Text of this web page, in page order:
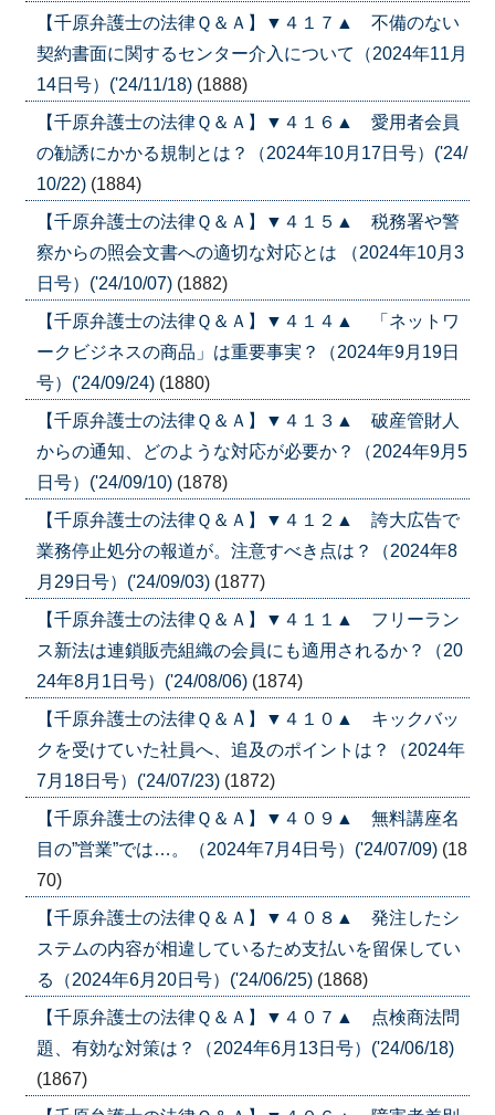
【千原弁護士の法律Ｑ＆Ａ】▼４１７▲ 不備のない
契約書面に関するセンター介入について（2024年11月
14日号）('24/11/18) (1888)
【千原弁護士の法律Ｑ＆Ａ】▼４１６▲ 愛用者会員
の勧誘にかかる規制とは？（2024年10月17日号）('24/
10/22) (1884)
【千原弁護士の法律Ｑ＆Ａ】▼４１５▲ 税務署や警
察からの照会文書への適切な対応とは （2024年10月3
日号）('24/10/07) (1882)
【千原弁護士の法律Ｑ＆Ａ】▼４１４▲ 「ネットワ
ークビジネスの商品」は重要事実？（2024年9月19日
号）('24/09/24) (1880)
【千原弁護士の法律Ｑ＆Ａ】▼４１３▲ 破産管財人
からの通知、どのような対応が必要か？（2024年9月5
日号）('24/09/10) (1878)
【千原弁護士の法律Ｑ＆Ａ】▼４１２▲ 誇大広告で
業務停止処分の報道が。注意すべき点は？（2024年8
月29日号）('24/09/03) (1877)
【千原弁護士の法律Ｑ＆Ａ】▼４１１▲ フリーラン
ス新法は連鎖販売組織の会員にも適用されるか？（20
24年8月1日号）('24/08/06) (1874)
【千原弁護士の法律Ｑ＆Ａ】▼４１０▲ キックバッ
クを受けていた社員へ、追及のポイントは？（2024年
7月18日号）('24/07/23) (1872)
【千原弁護士の法律Ｑ＆Ａ】▼４０９▲ 無料講座名
目の”営業”では…。（2024年7月4日号）('24/07/09) (18
70)
【千原弁護士の法律Ｑ＆Ａ】▼４０８▲ 発注したシ
ステムの内容が相違しているため支払いを留保してい
る（2024年6月20日号）('24/06/25) (1868)
【千原弁護士の法律Ｑ＆Ａ】▼４０７▲ 点検商法問
題、有効な対策は？（2024年6月13日号）('24/06/18)
(1867)